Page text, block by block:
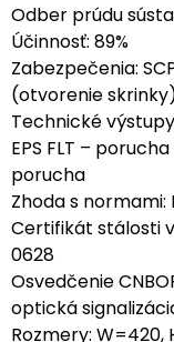
Odber prúdu
Účinnosť: 89%
Zabezpečenia:
(otvorenie
Technické
EPS FLT –
porucha
Zhoda s normami:
Certifikát stálosti
0628
Osvedčenie
optická
Rozmery: W=420,